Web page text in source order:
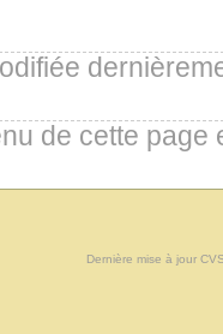
de cette
Dernière mise à jour